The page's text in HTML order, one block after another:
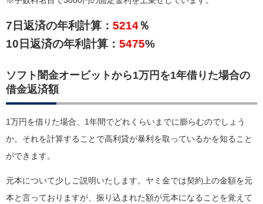
7日返済の年利計算： 5214％
10日返済の年利計算： 5475%
ソフト闇金オービットから1万円を1年借りた場合の
借金返済額
1万円を借りた場合、1年間でどれくらいまでに膨らむのでしょう
か。それを計算することで高利貸が暴利を取っているかを知ること
ができます。
元本について少しご説明いたします。ヤミ金では契約上の金額を元
本と言っておりますが、振り込まれた額が元本になることを覚えて